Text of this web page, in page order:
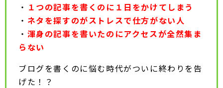
・ １つの記事を書くのに１日をかけてしまう
・ ネタを探すのがストレスで仕方がない人
・ 渾身の記事を書いたのにアクセスが全然集ま
らない
ブログを書くのに悩む時代がついに終わりを告
げた！？